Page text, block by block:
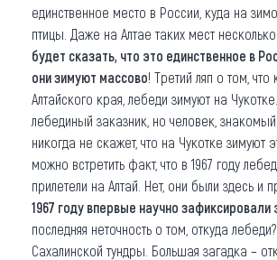
единственное место в России, куда на
птицы. Даже на Алтае таких мест несколько.
будет сказать, что это единственное в
они зимуют массово! Третий ляп о том, что
Алтайского края, лебеди зимуют на
лебединый заказник, но человек,
никогда не скажет, что на Чукотке зимуют
можно встретить факт, что в 1967 году
прилетели на Алтай. Нет, они были здесь и
1967 году впервые научно зафиксировали
последняя неточность о том, откуда
Сахалинской тундры. Большая загадка –